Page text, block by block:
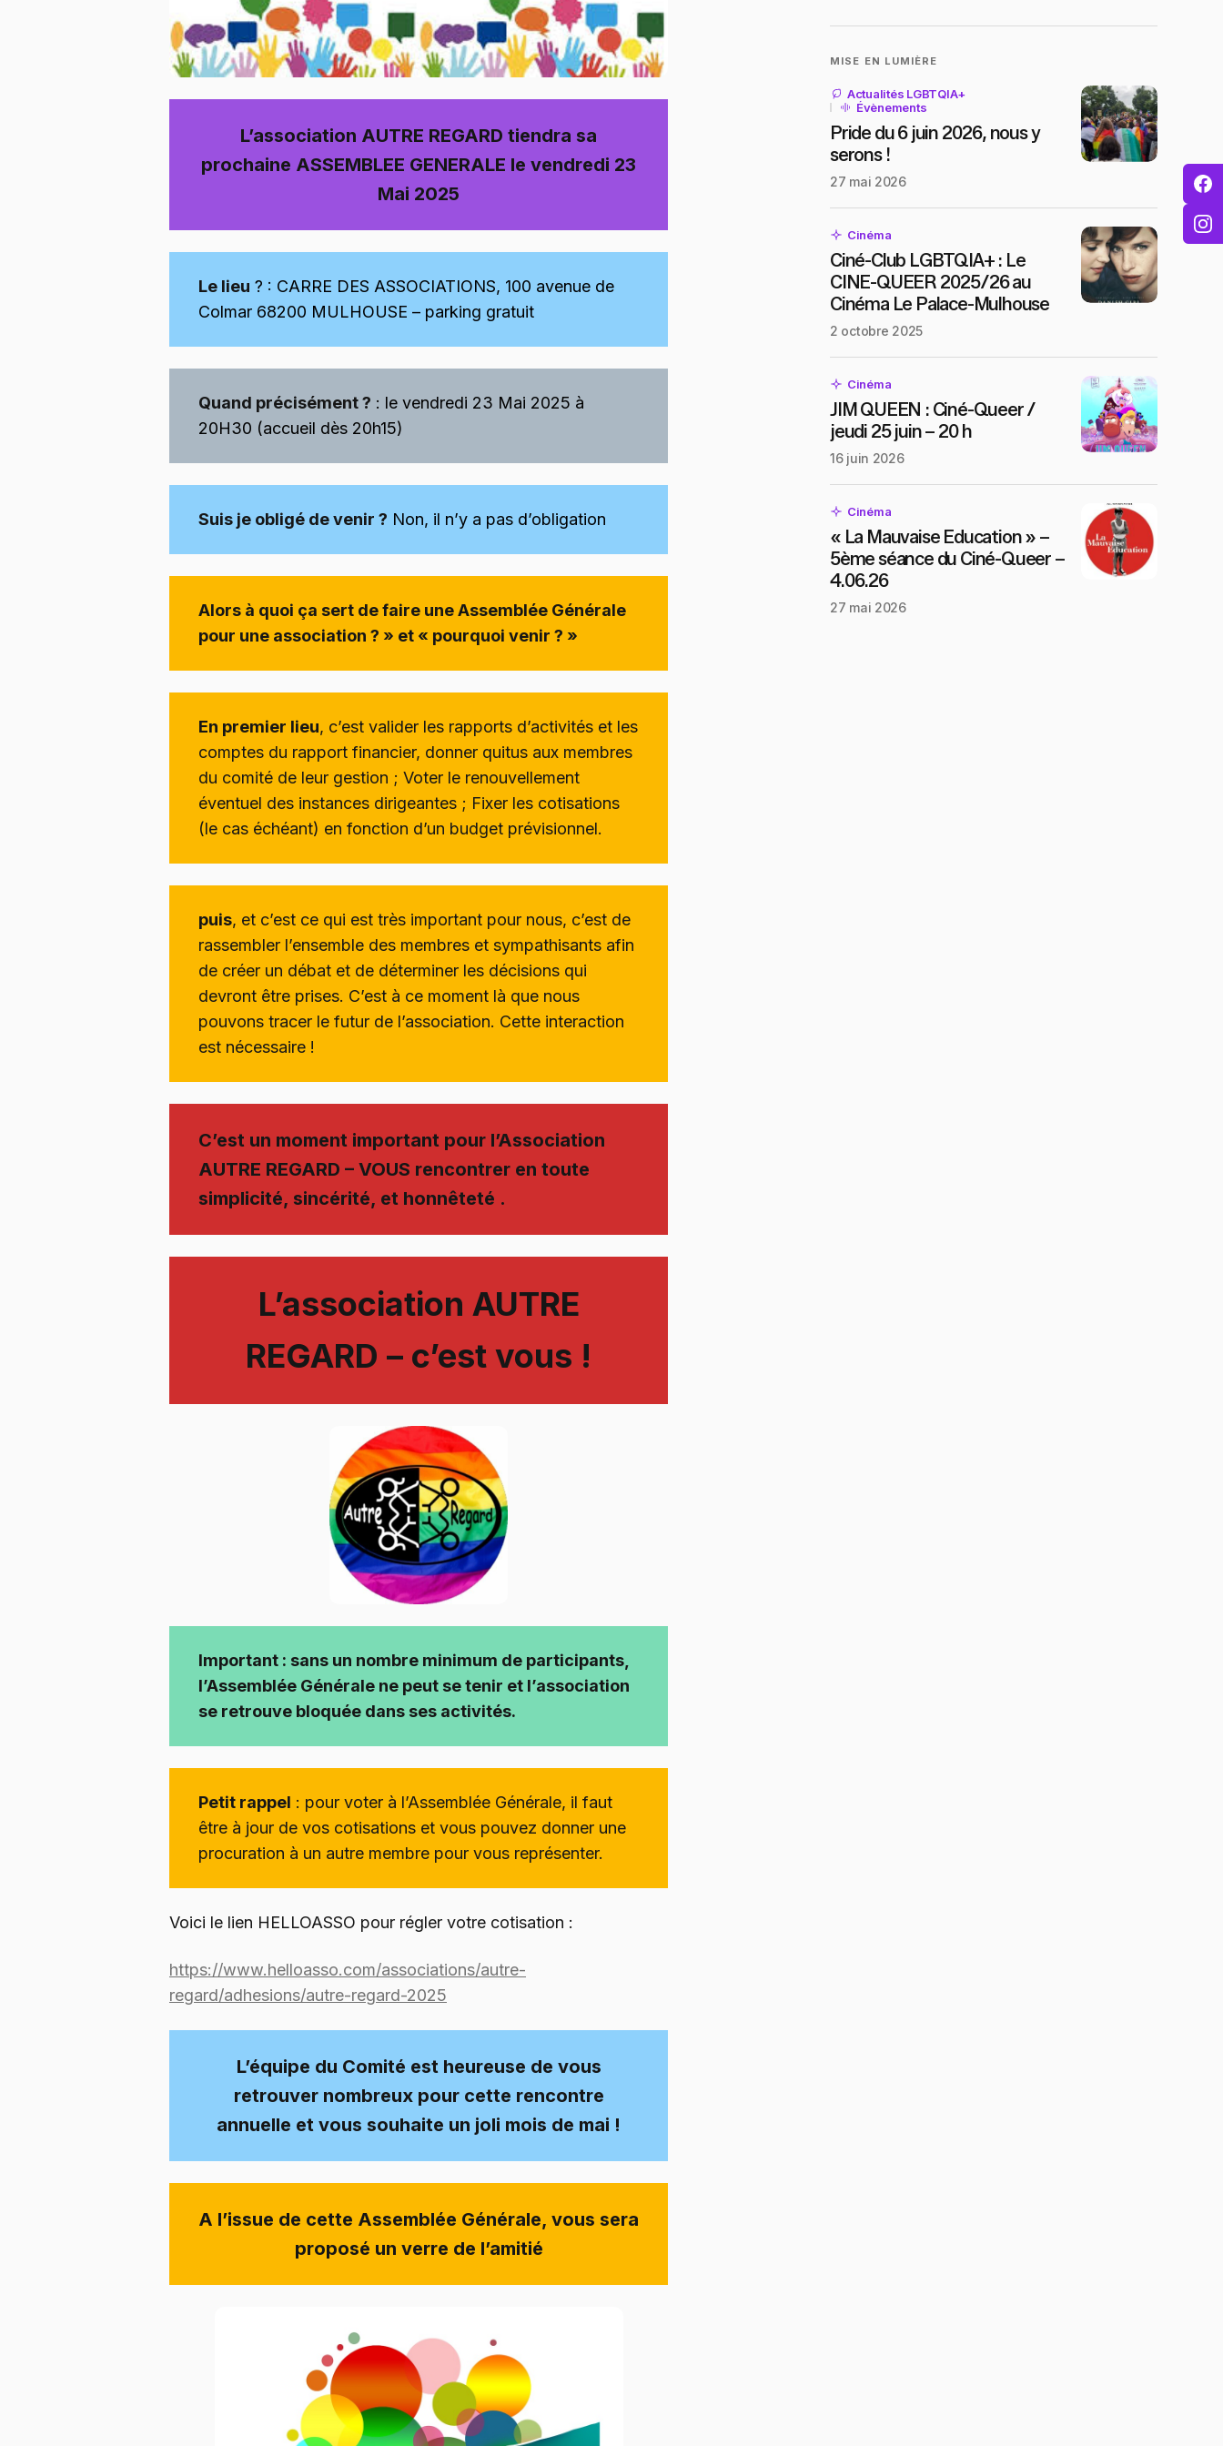
L’association AUTRE REGARD tiendra sa
prochaine ASSEMBLEE GENERALE le vendredi 23
Mai 2025
Le lieu ? : CARRE DES ASSOCIATIONS, 100 avenue de
Colmar 68200 MULHOUSE – parking gratuit
Quand précisément ? : le vendredi 23 Mai 2025 à
20H30 (accueil dès 20h15)
Suis je obligé de venir ? Non, il n’y a pas d’obligation
Alors à quoi ça sert de faire une Assemblée Générale
pour une association ? » et « pourquoi venir ? »
En premier lieu, c’est valider les rapports d’activités et les
comptes du rapport financier, donner quitus aux membres
du comité de leur gestion ; Voter le renouvellement
éventuel des instances dirigeantes ; Fixer les cotisations
(le cas échéant) en fonction d’un budget prévisionnel.
puis, et c’est ce qui est très important pour nous, c’est de
rassembler l’ensemble des membres et sympathisants afin
de créer un débat et de déterminer les décisions qui
devront être prises. C’est à ce moment là que nous
pouvons tracer le futur de l’association. Cette interaction
est nécessaire !
C’est un moment important pour l’Association
AUTRE REGARD – VOUS rencontrer en toute
simplicité, sincérité, et honnêteté .
L’association AUTRE
REGARD – c’est vous !
Important : sans un nombre minimum de participants,
l’Assemblée Générale ne peut se tenir et l’association
se retrouve bloquée dans ses activités.
Petit rappel : pour voter à l’Assemblée Générale, il faut
être à jour de vos cotisations et vous pouvez donner une
procuration à un autre membre pour vous représenter.
Voici le lien HELLOASSO pour régler votre cotisation :
https://www.helloasso.com/associations/autre-
regard/adhesions/autre-regard-2025
L’équipe du Comité est heureuse de vous
retrouver nombreux pour cette rencontre
annuelle et vous souhaite un joli mois de mai !
A l’issue de cette Assemblée Générale, vous sera
proposé un verre de l’amitié
MISE EN LUMIÈRE
Actualités LGBTQIA+
Évènements
Pride du 6 juin 2026, nous y
serons !
27 mai 2026
Cinéma
Ciné-Club LGBTQIA+ : Le
CINE-QUEER 2025/26 au
Cinéma Le Palace-Mulhouse
2 octobre 2025
Cinéma
JIM QUEEN : Ciné-Queer /
jeudi 25 juin – 20 h
16 juin 2026
Cinéma
« La Mauvaise Education » –
5ème séance du Ciné-Queer –
4.06.26
27 mai 2026